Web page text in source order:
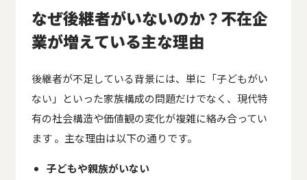
なぜ後継者がいないのか？不在企
業が増えている主な理由
後継者が不足している背景には、単に「子どもがい
ない」といった家族構成の問題だけでなく、現代特
有の社会構造や価値観の変化が複雑に絡み合ってい
ます 。主な理由は以下の通りです。
子どもや親族がいない